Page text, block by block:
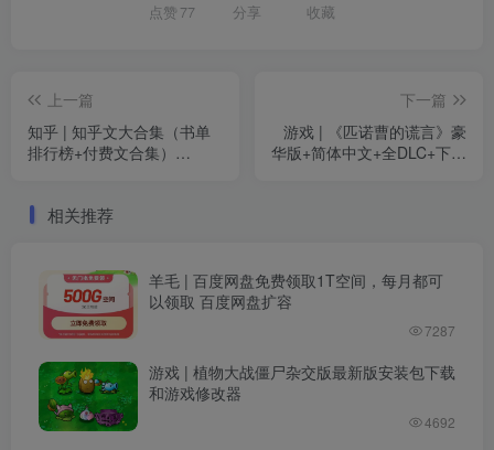
点赞 77 分享 收藏
上一篇
知乎 | 知乎文大合集（书单
排行榜+付费文合集）
下一篇
游戏 | 《匹诺曹的谎言》豪
华版+简体中文+全DLC+下载
相关推荐
羊毛 | 百度网盘免费领取1T空间，每月都可
以领取 百度网盘扩容
7287
游戏 | 植物大战僵尸杂交版最新版安装包下载
和游戏修改器
4692